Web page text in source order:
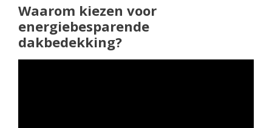
Waarom kiezen voor
energiebesparende
dakbedekking?